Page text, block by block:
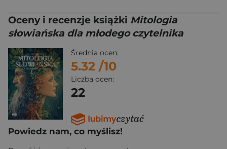
Oceny i recenzje książki Mitologia
słowiańska dla młodego czytelnika
Średnia ocen:
5.32 /10
Liczba ocen:
22
Powiedz nam, co myślisz!